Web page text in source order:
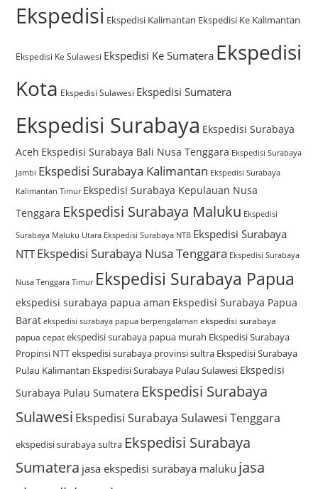
Ekspedisi Ekspedisi Kalimantan Ekspedisi Ke Kalimantan
Ekspedisi Ke Sulawesi Ekspedisi Ke Sumatera Ekspedisi
Kota Ekspedisi Sulawesi Ekspedisi Sumatera
Ekspedisi Surabaya Ekspedisi Surabaya
Aceh Ekspedisi Surabaya Bali Nusa Tenggara Ekspedisi Surabaya
Jambi Ekspedisi Surabaya Kalimantan Ekspedisi Surabaya
Kalimantan Timur Ekspedisi Surabaya Kepulauan Nusa
Tenggara Ekspedisi Surabaya Maluku Ekspedisi
Surabaya Maluku Utara Ekspedisi Surabaya NTB Ekspedisi Surabaya
NTTEkspedisi Surabaya Nusa Tenggara Ekspedisi Surabaya
Nusa Tenggara Timur Ekspedisi Surabaya Papua
ekspedisi surabaya papua aman Ekspedisi Surabaya Papua
Barat ekspedisi surabaya papua berpengalaman ekspedisi surabaya
papua cepat ekspedisi surabaya papua murah Ekspedisi Surabaya
Propinsi NTTekspedisi surabaya provinsi sultra Ekspedisi Surabaya
Pulau Kalimantan Ekspedisi Surabaya Pulau Sulawesi Ekspedisi
Surabaya Pulau Sumatera Ekspedisi Surabaya
Sulawesi Ekspedisi Surabaya Sulawesi Tenggara
ekspedisi surabaya sultra Ekspedisi Surabaya
Sumatera jasa ekspedisi surabaya maluku jasa